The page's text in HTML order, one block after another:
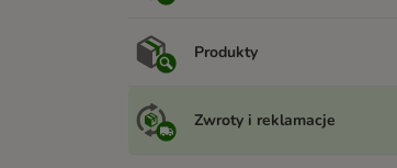
Produkty
Zwroty i reklamacje